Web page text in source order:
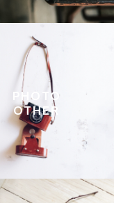
PHOTO
OTHER